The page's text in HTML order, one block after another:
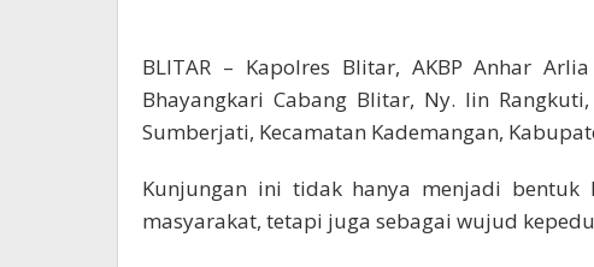
BLITAR – Kapolres Blitar, AKBP Anhar
Bhayangkari Cabang Blitar, Ny. Iin
Sumberjati, Kecamatan Kademangan,
Kunjungan ini tidak hanya menjadi
masyarakat, tetapi juga sebagai wujud